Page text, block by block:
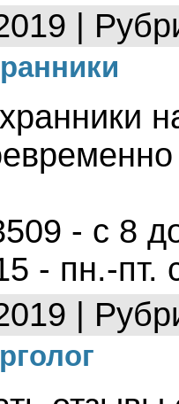
|
- с 8
- пн.-пт.
|